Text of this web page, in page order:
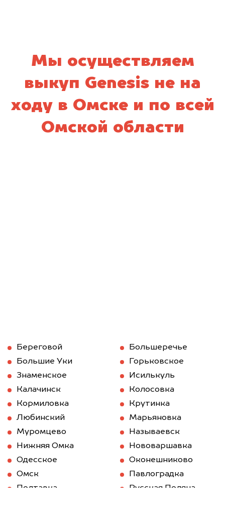
Мы осуществляем
выкуп Genesis не на
ходу в Омске и по всей
Омской области
Береговой
Большеречье
Большие Уки
Горьковское
Знаменское
Исилькуль
Калачинск
Колосовка
Кормиловка
Крутинка
Любинский
Марьяновка
Муромцево
Называевск
Нижняя Омка
Нововаршавка
Одесское
Оконешниково
Омск
Павлоградка
Полтавка
Русская Поляна